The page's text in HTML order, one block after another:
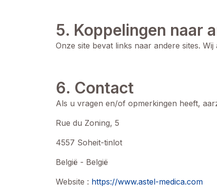
5. Koppelingen naar
Onze site bevat links naar andere sites.
6. Contact
Als u vragen en/of opmerkingen heeft,
Rue du Zoning, 5
4557 Soheit-tinlot
België - België
Website : https://www.astel-medica.com